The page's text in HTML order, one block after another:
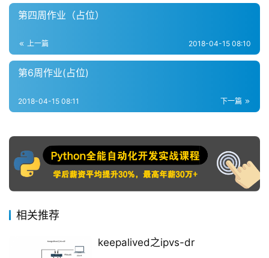
第四周作业（占位）
上一篇 2018-04-15 08:10
第6周作业(占位)
下一篇
2018-04-15 08:11
相关推荐
keepalived之ipvs-dr